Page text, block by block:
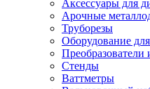
Аксессуары для
Арочные
Труборезы
Оборудование
Преобразователи
Стенды
Ваттметры